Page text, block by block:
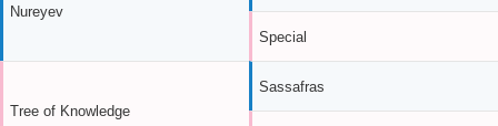
Nureyev
Tree of Knowledge
Special
Sassafras